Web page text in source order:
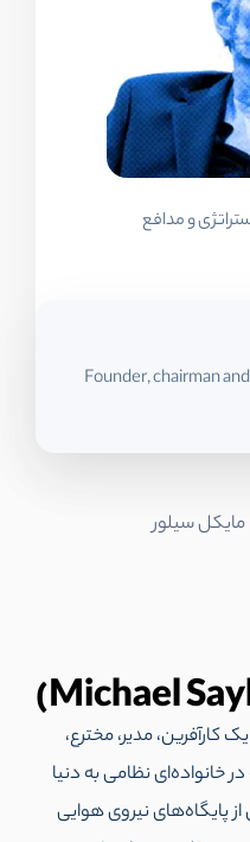
و مدافع
Founder, chairman
مایکل سیلور
کارآفرین، مدیر، مخترع،‌‌
خانواده‌ای نظامی به دنیا
پایگاه‌های نیروی هوایی